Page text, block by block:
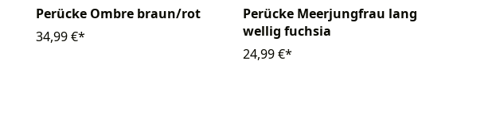
Perücke Ombre braun/rot
34,99 €*
Perücke Meerjungfrau lang
wellig fuchsia
24,99 €*